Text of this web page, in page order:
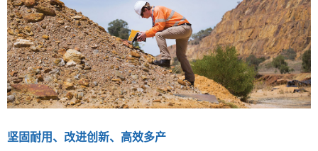
坚固耐用、改进创新、高效多产